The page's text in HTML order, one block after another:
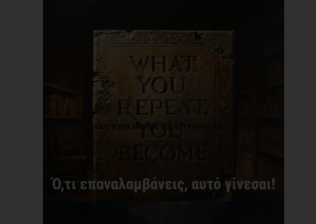
Οι συνήθειες σου αποκαλύπτουν το μέλλον σου.
Οι συνήθειες σου αποκαλύπτουν το μέλλον